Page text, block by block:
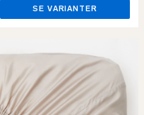
SE VARIANTER